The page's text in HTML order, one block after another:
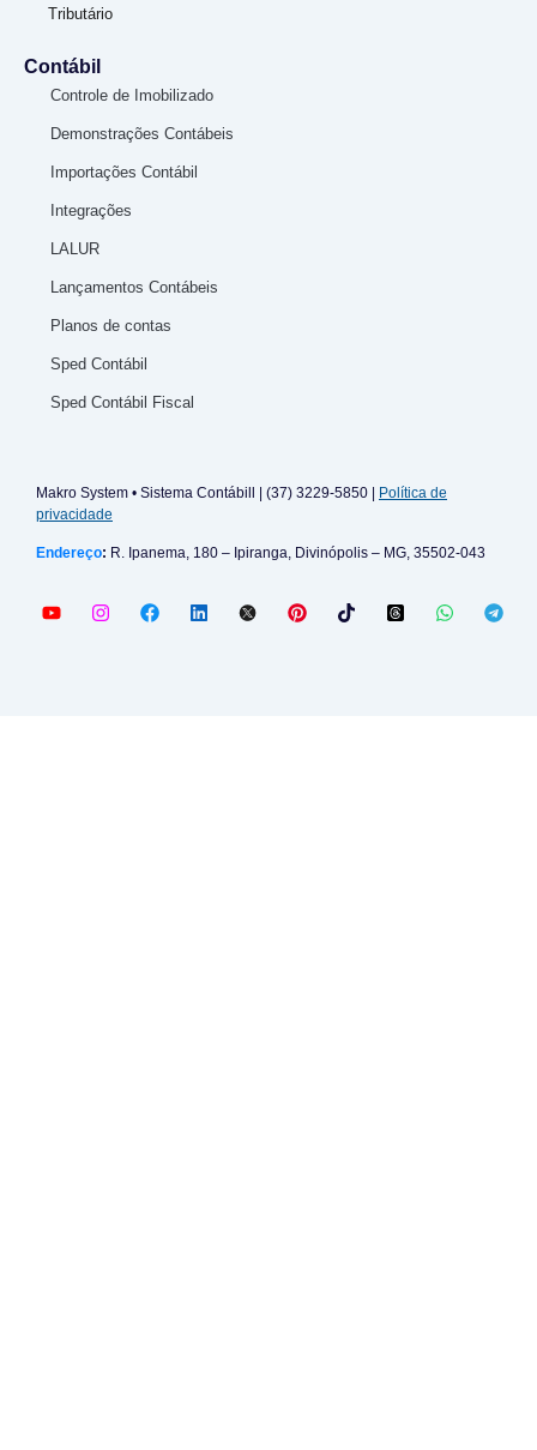
Tributário
Contábil
Controle de Imobilizado
Demonstrações Contábeis
Importações Contábil
Integrações
LALUR
Lançamentos Contábeis
Planos de contas
Sped Contábil
Sped Contábil Fiscal
Makro System • Sistema Contábill | (37) 3229-5850 |
Política de
privacidade
Endereço: R. Ipanema, 180 – Ipiranga, Divinópolis – MG, 35502-043